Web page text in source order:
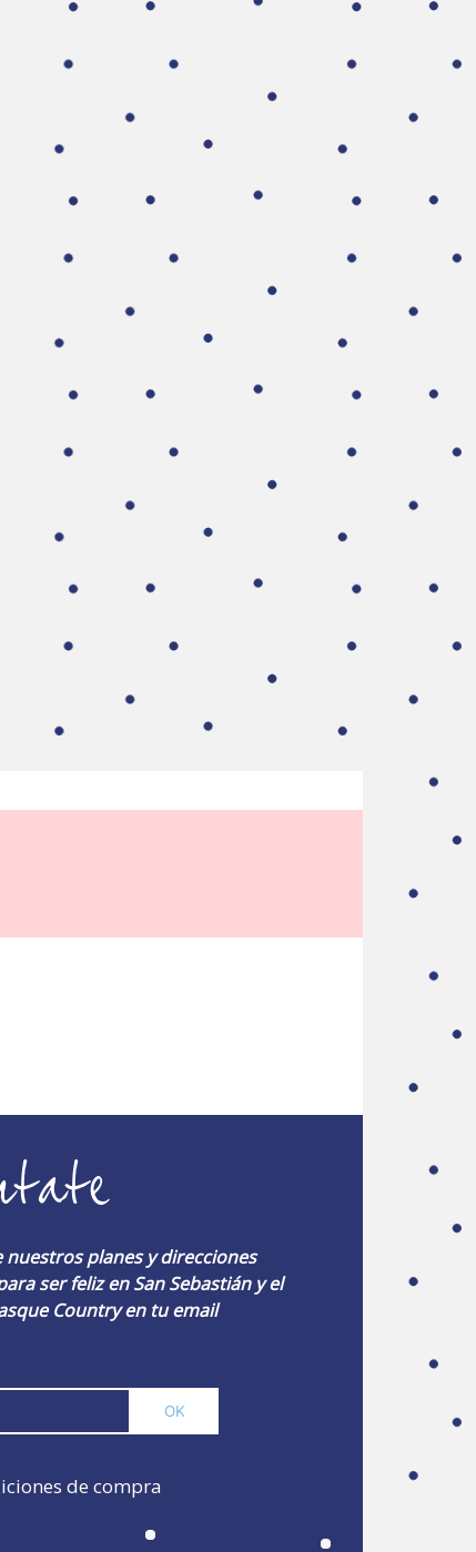
nuestros planes y direcciones
ser feliz en San Sebastián y el
Country en tu email
de compra